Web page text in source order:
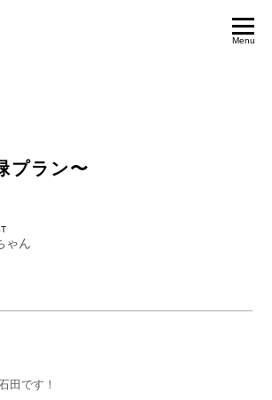
Menu
プラン〜
ゃん
田です！